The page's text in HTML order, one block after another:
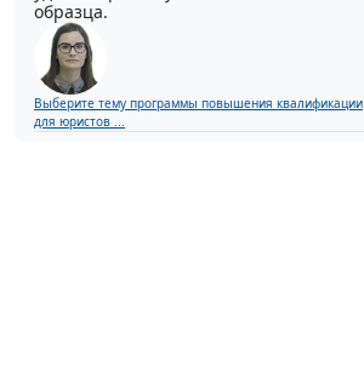
образца.
Выберите тему программы повышения квалификации
для юристов ...